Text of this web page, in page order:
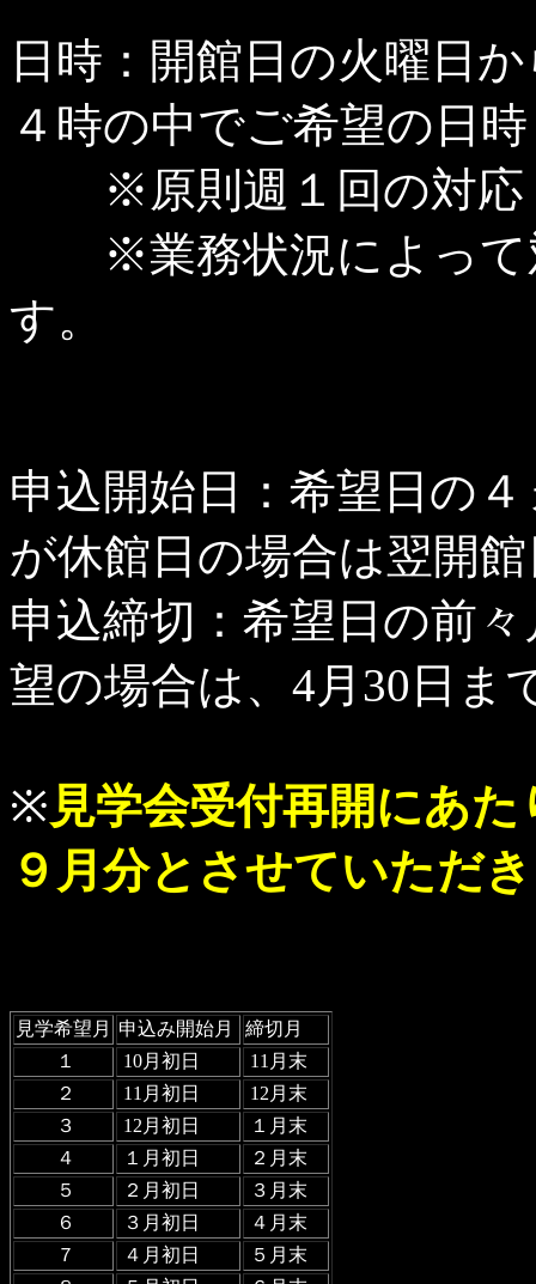
日時：開館日の火曜日
４時の中でご希望の日時
※原則週１回の対応
※業務状況によって
す。
申込開始日：希望日の
が休館日の場合は翌開
申込締切：希望日の前
望の場合は、4月30日ま
※ 見学会受付再開にあ
９月分とさせていただ
見学希望月 申込み開始月
締切月
１
10月初日
11月末
２
11月初日
12月末
３
12月初日
１月末
４
１月初日
２月末
５
２月初日
３月末
６
３月初日
４月末
７
４月初日
５月末